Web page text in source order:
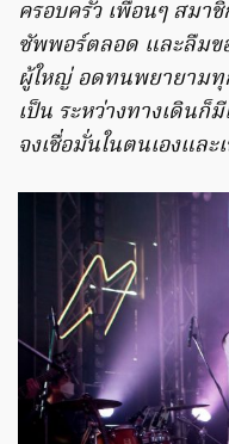
ครอบครัว เพื่อนๆ สมา
ซัพพอร์ตลอด และลืมข
ผู้ใหญ่ อดทนพยายามทุ
เป็น ระหว่างทางเดินก็
จงเชื่อมั่นในตนเองแล